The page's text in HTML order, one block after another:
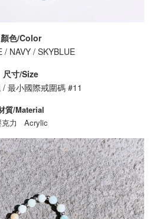
顏色/Color
/ NAVY / SKYBLUE
尺寸/Size
/ 最小國際戒圍碼 #11
質/Material
克力 Acrylic